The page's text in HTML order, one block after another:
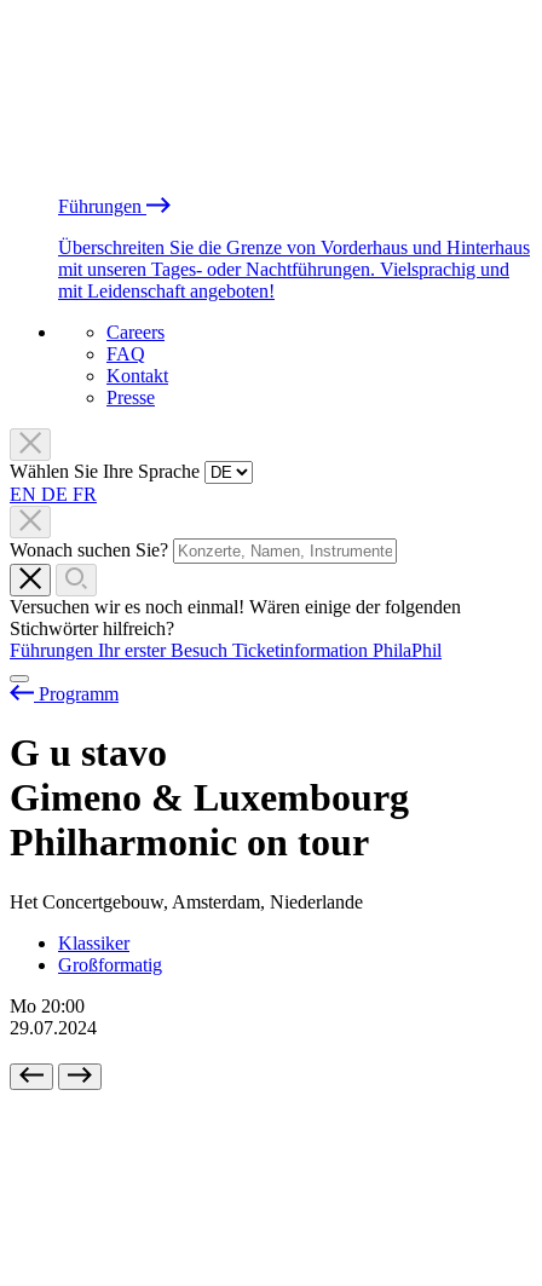
Führungen
Überschreiten Sie die Grenze von Vorderhaus und Hinterhaus
mit unseren Tages- oder Nachtführungen. Vielsprachig und
mit Leidenschaft angeboten!
Careers
FAQ
Kontakt
Presse
Wählen Sie Ihre Sprache
EN DE FR
Wonach suchen Sie?
Versuchen wir es noch einmal! Wären einige der folgenden
Stichwörter hilfreich?
Führungen Ihr erster Besuch Ticketinformation PhilaPhil
Programm
G u stavo
Gimeno & Luxembourg
Philharmonic on tour
Het Concertgebouw, Amsterdam, Niederlande
Klassiker
Großformatig
Mo 20:00
29.07.2024